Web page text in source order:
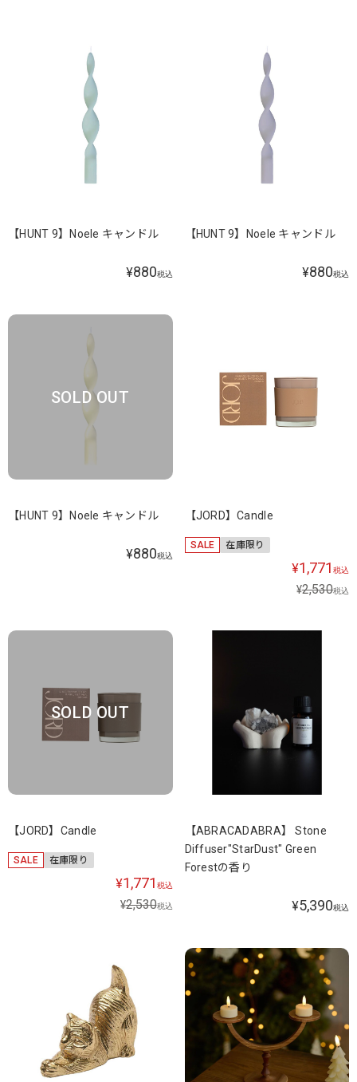
【HUNT 9】Noele キャンドル
¥880税込
【HUNT 9】Noele キャンドル
¥880税込
SOLD OUT
【HUNT 9】Noele キャンドル
¥880税込
【JORD】Candle
SALE 在庫限り
¥1,771 税込
¥2,530税込
SOLD OUT
【JORD】Candle
SALE 在庫限り
¥1,771 税込
¥2,530税込
【ABRACADABRA】 Stone
Diffuser"StarDust" Green
Forestの香り
¥5,390税込